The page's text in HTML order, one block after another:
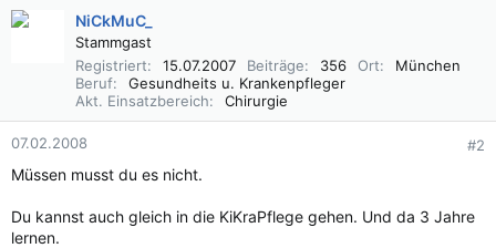
NiCkMuC_
Stammgast
Registriert
15.07.2007 Beiträge 356 Ort
München
Beruf
Gesundheits u. Krankenpfleger
Akt. Einsatzbereich
Chirurgie
07.02.2008 #2
Müssen musst du es nicht.
Du kannst auch gleich in die KiKraPflege gehen. Und da 3 Jahre
lernen.